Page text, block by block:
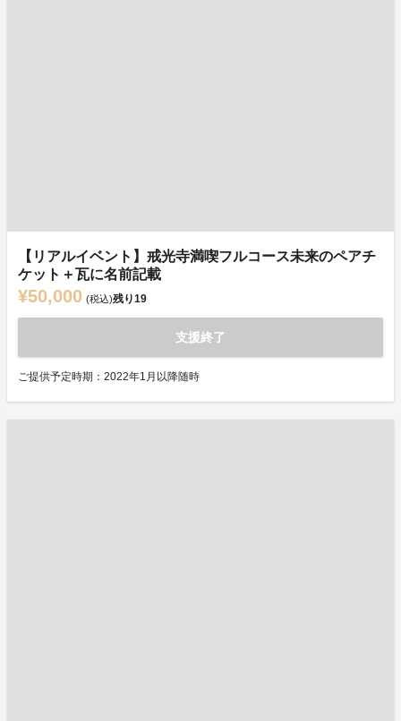
【リアルイベント】戒光寺満喫フルコース未来のペアチ
ケット＋瓦に名前記載
¥50,000 (税込)残り19
支援終了
ご提供予定時期：2022年1月以降随時